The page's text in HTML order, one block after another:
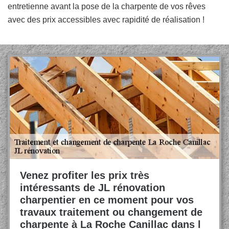
entretienne avant la pose de la charpente de vos rêves
avec des prix accessibles avec rapidité de réalisation !
Venez profiter les prix très
intéressants de JL rénovation
charpentier en ce moment pour vos
travaux traitement ou changement de
charpente à La Roche Canillac dans l